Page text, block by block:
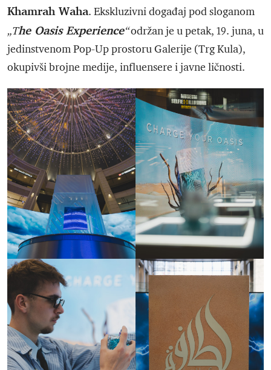
Khamrah Waha. Ekskluzivni događaj pod sloganom
„The Oasis Experience“održan je u petak, 19. juna, u
jedinstvenom Pop-Up prostoru Galerije (Trg Kula),
okupivši brojne medije, influensere i javne ličnosti.